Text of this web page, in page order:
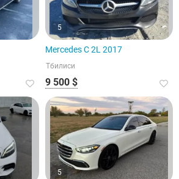
5
Mercedes C 2L 2017
Тбилиси
9 500 $
5